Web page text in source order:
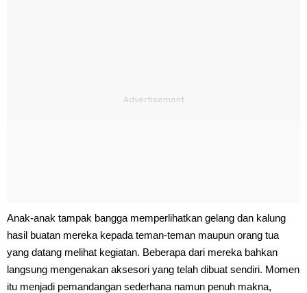
Anak-anak tampak bangga memperlihatkan gelang dan kalung
hasil buatan mereka kepada teman-teman maupun orang tua
yang datang melihat kegiatan. Beberapa dari mereka bahkan
langsung mengenakan aksesori yang telah dibuat sendiri. Momen
itu menjadi pemandangan sederhana namun penuh makna,